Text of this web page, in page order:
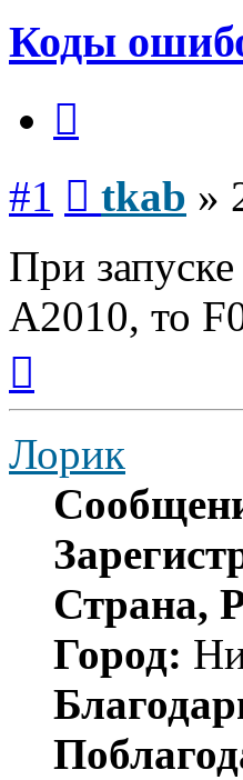
Коды
#1 tkab »
При
А2010, то
началу
Лорик
Страна,
Город: